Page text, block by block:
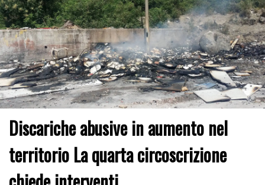
Discariche abusive in aumento nel
territorio La quarta circoscrizione